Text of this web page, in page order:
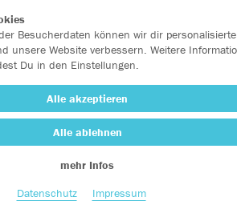
Besucherdaten können wir dir personalisierte
unsere Website verbessern. Weitere
Du in den Einstellungen.
Alle akzeptieren
Alle ablehnen
mehr Infos
Datenschutz
Impressum